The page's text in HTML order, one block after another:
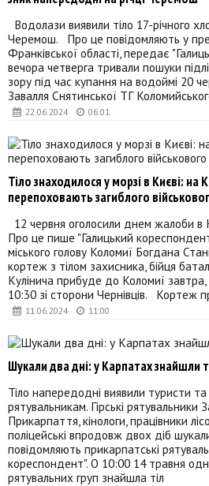
22.06.2024 06:01
Водолази виявили тіло 17-річного
Черемош. Про це повідомляють у
Франківської області, передає
вечора четверга тривали пошуки
зору під час купання на водоймі 20
Завалля Снятинської ТГ
11.06.2024 11:00
Тіло знаходилося у морзі в Києві: на
перепоховають загиблого
12 червня оголосили днем жалоби в
Про це пише "Галицький
міського голову Коломиї Богдана
кортеж з тілом захисника, бійця
Кулінича прибуде до Коломиї завтра,
10:30 зі сторони Чернівців. Кортеж
Шукали два дні: у Карпатах знайшли
Тіло напередодні виявили туристи
рятувальникам. Гірські рятувальники
Прикарпаття, кінологи, працівники
поліцейські впродовж двох діб
повідомляють прикарпатські
кореспондент". О 10:00 14 травня
рятувальних груп знайшла тіл